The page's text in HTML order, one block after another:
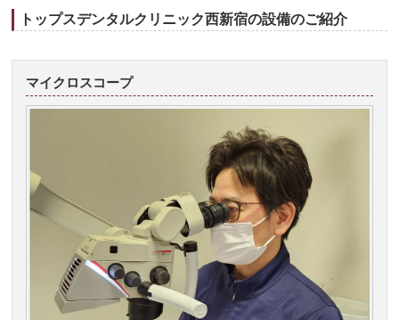
トップスデンタルクリニック西新宿の設備のご紹介
マイクロスコープ